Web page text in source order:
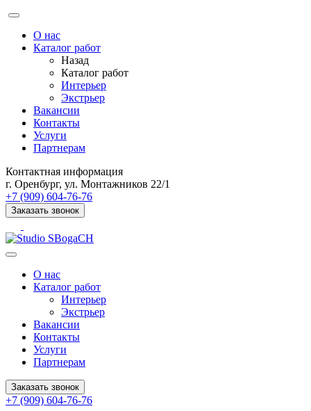
О нас
Каталог работ
Назад
Каталог работ
Интерьер
Экстрьер
Вакансии
Контакты
Услуги
Партнерам
Контактная информация
г. Оренбург, ул. Монтажников 22/1
+7 (909) 604-76-76
Заказать звонок
О нас
Каталог работ
Интерьер
Экстрьер
Вакансии
Контакты
Услуги
Партнерам
Заказать звонок
+7 (909) 604-76-76